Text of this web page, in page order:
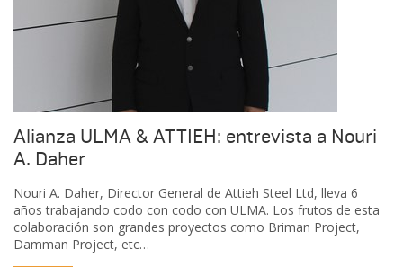
Alianza ULMA & ATTIEH: entrevista a Nouri
A. Daher
Nouri A. Daher, Director General de Attieh Steel Ltd, lleva 6
años trabajando codo con codo con ULMA. Los frutos de esta
colaboración son grandes proyectos como Briman Project,
Damman Project, etc…